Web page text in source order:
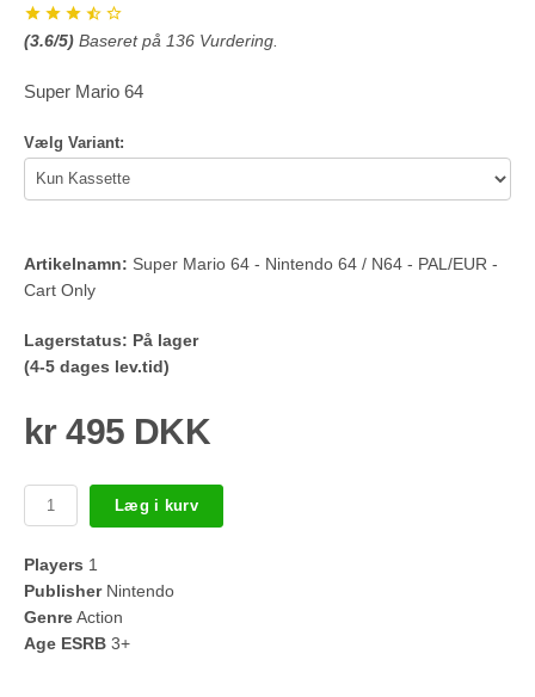
(3.6/5) Baseret på 136 Vurdering.
Super Mario 64
Vælg Variant:
Artikelnamn: Super Mario 64 - Nintendo 64 / N64 - PAL/EUR -
Cart Only
Lagerstatus: På lager
(4-5 dages lev.tid)
kr 495 DKK
Læg i kurv
Players 1
PublisherNintendo
GenreAction
Age ESRB 3+